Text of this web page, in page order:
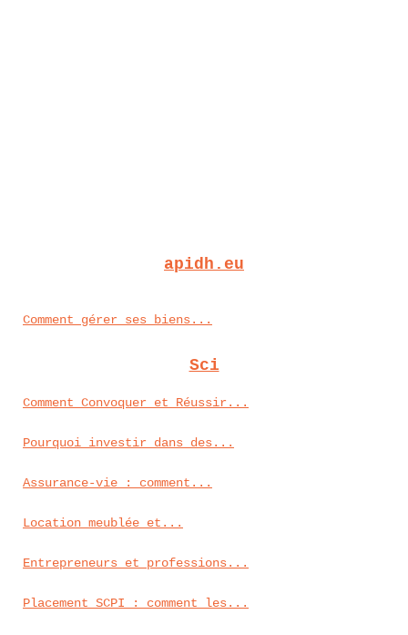
apidh.eu
Comment gérer ses biens...
Sci
Comment Convoquer et Réussir...
Pourquoi investir dans des...
Assurance-vie : comment...
Location meublée et...
Entrepreneurs et professions...
Placement SCPI : comment les...